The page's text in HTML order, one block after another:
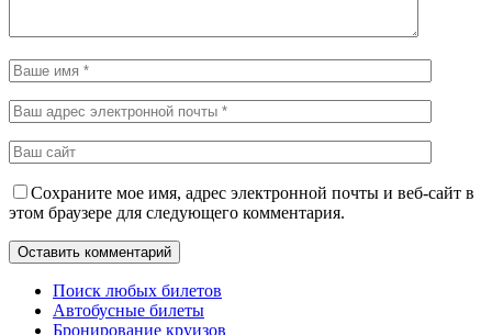
Сохраните мое имя, адрес электронной почты и веб-сайт в
этом браузере для следующего комментария.
Поиск любых билетов
Автобусные билеты
Бронирование круизов